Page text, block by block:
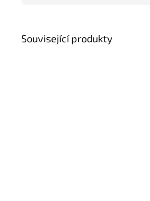
Související produkty